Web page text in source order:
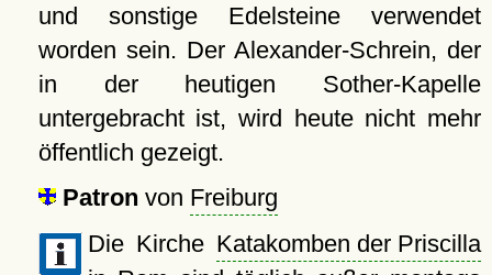
und sonstige Edelsteine verwendet
worden sein. Der Alexander-Schrein, der
in der heutigen Sother-Kapelle
untergebracht ist, wird heute nicht mehr
öffentlich gezeigt.
Patron von Freiburg
Die Kirche Katakomben der Priscilla